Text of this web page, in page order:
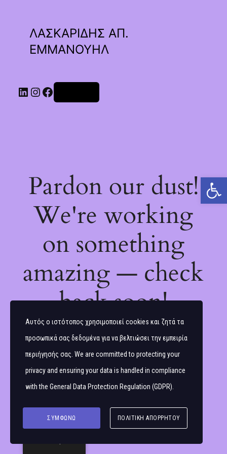
Ανοίξτε τη γραμμή εργαλείων
ΛΑΣΚΑΡΙΔΗΣ ΑΠ.
ΕΜΜΑΝΟΥΗΛ
Linkedin
Instagram
Facebook
Pardon our dust!
We're working
on something
amazing — check
back soon!
Αυτός ο ιστότοπος χρησιμοποιεί cookies και ζητά τα
προσωπικά σας δεδομένα για να βελτιώσει την εμπειρία
περιήγησής σας. We are committed to protecting your
privacy and ensuring your data is handled in compliance
with the General Data Protection Regulation (GDPR)
ΣΥΜΦΩΝΏ ΠΟΛΙΤΙΚΉ ΑΠΟΡΡΉΤΟΥ